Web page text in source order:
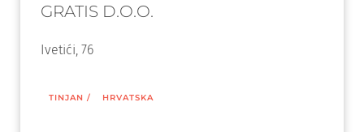
GRATIS D.O.O.
Ivetići, 76
TINJAN / HRVATSKA